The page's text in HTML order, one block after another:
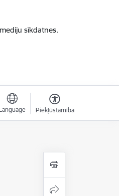
sīkdatnes.
Piekļūstamība